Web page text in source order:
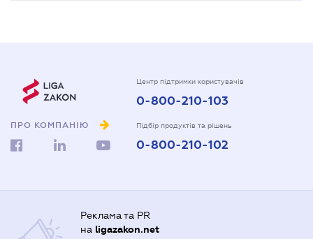
ПРО КОМПАНІЮ
Центр підтримки користувачів
0-800-210-103
Підбір продуктів та рішень
0-800-210-102
Реклама та PR
на ligazakon.net